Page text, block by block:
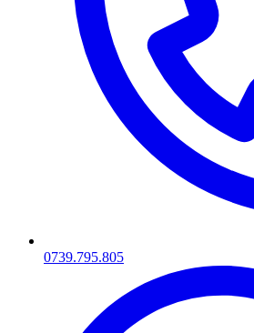
0739.795.805